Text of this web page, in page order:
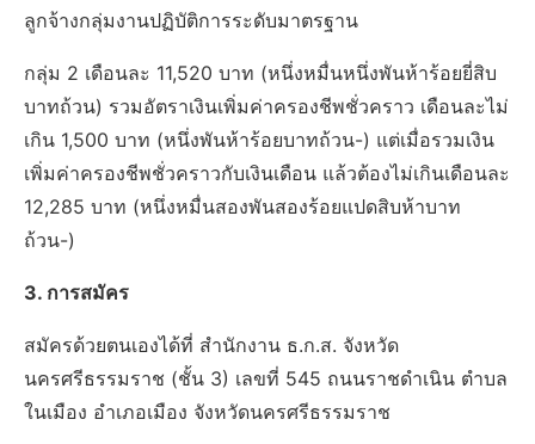
ลูกจ้างกลุ่มงานปฏิบัติการระดับมาตรฐาน
กลุ่ม 2 เดือนละ 11,520 บาท (หนึ่งหมื่นหนึ่งพันห้าร้อยยี่สิบ
บาทถ้วน) รวมอัตราเงินเพิ่มค่าครองชีพชั่วคราว เดือนละไม่
เกิน 1,500 บาท (หนึ่งพันห้าร้อยบาทถ้วน-) แต่เมื่อรวมเงิน
เพิ่มค่าครองชีพชั่วคราวกับเงินเดือน แล้วต้องไม่เกินเดือนละ
12,285 บาท (หนึ่งหมื่นสองพันสองร้อยแปดสิบห้าบาท
ถ้วน-)
3. การสมัคร
สมัครด้วยตนเองได้ที่ สํานักงาน ธ.ก.ส. จังหวัด
นครศรีธรรมราช (ชั้น 3) เลขที่ 545 ถนนราชดําเนิน ตําบล
ในเมือง อําเภอเมือง จังหวัดนครศรีธรรมราช